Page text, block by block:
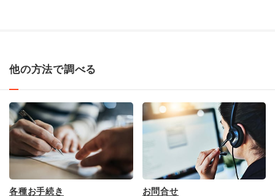
他の方法で調べる
各種お手続き お問合せ